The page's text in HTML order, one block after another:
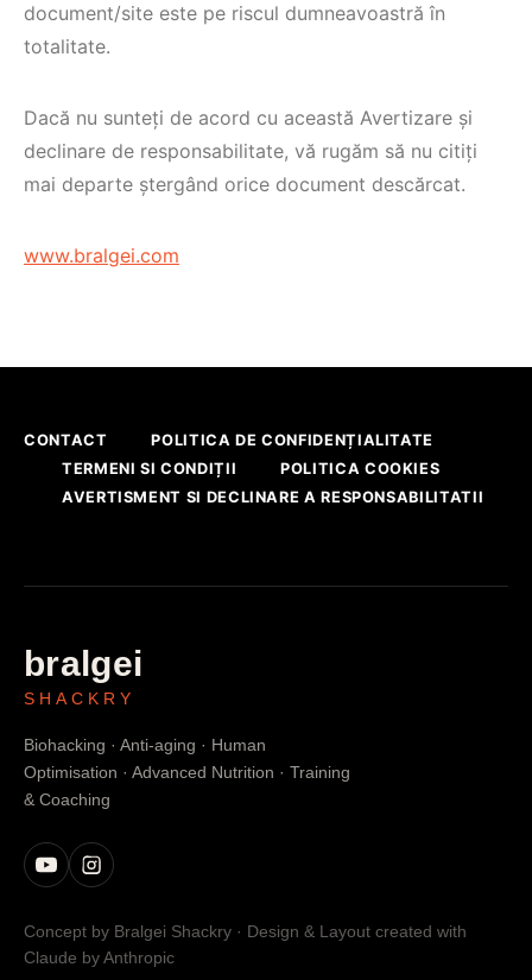
document/site este pe riscul dumneavoastră în
totalitate.
Dacă nu sunteți de acord cu această Avertizare și
declinare de responsabilitate, vă rugăm să nu citiți
mai departe ștergând orice document descărcat.
www.bralgei.com
CONTACT
POLITICA DE CONFIDENȚIALITATE
TERMENI SI CONDIȚII
POLITICA COOKIES
AVERTISMENT SI DECLINARE A RESPONSABILITATII
bralgei
SHACKRY
Biohacking · Anti-aging · Human
Optimisation · Advanced Nutrition · Training
& Coaching
Concept by Bralgei Shackry · Design & Layout created with
Claude by Anthropic